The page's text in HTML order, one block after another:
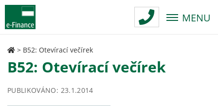
MENU
> B52: Otevírací večírek
B52: Otevírací večírek
PUBLIKOVÁNO: 23.1.2014